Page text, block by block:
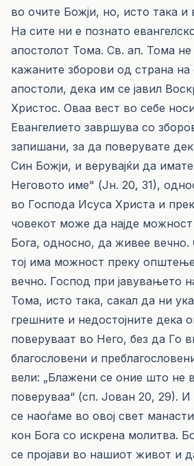
во очите Божји, но, исто така и
На сите ни е познато
апостолот Тома. Св. ап. Тома не
кажаните зборови од страна на
апостоли, дека им се јавил
Христос. Оваа вест во себе
Евангелието завршува со
запишани, за да поверувате
Син Божји, и верувајќи да
Неговото име" (Јн. 20, 31),
во Господа Исуса Христа и
човекот може да најде
Бога, односно, да живее вечно.
тој има можност преку
вечно. Господ при јавувањето
Тома, исто така, сакал да ни
грешните и недостојните дека
поверуваат во Него, без да Го
благословени и
вели: „Блажени се оние што не
поверуваа“ (сп. Јован 20, 29).
се наоѓаме во овој свет
кон Бога со искрена молитва.
се пројави во нашиот живот и